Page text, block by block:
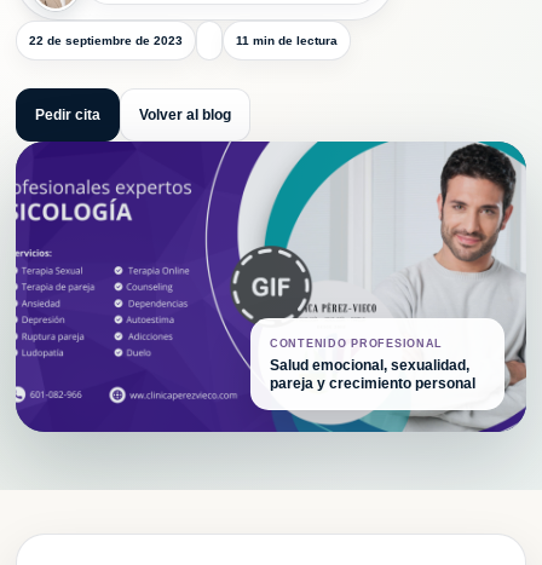
22 de septiembre de 2023 11 min de lectura
Pedir cita Volver al blog
CPV
CONTENIDO PROFESIONAL
Salud emocional, sexualidad,
pareja y crecimiento personal